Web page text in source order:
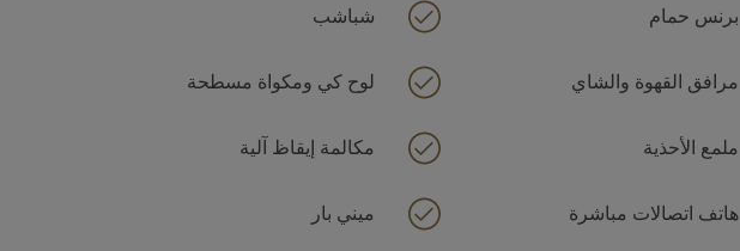
برنس حمام شباشب
مرافق القهوة والشاي لوح كي ومكواة مسطحة
ملمع الأحذية مكالمة إيقاظ آلية
هاتف اتصالات مباشرة ميني بار